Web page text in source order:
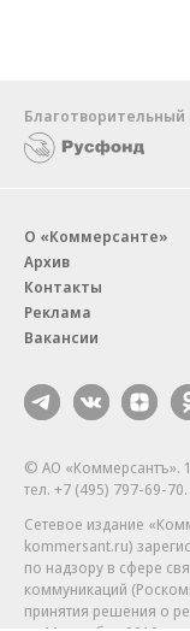
О «Коммерсанте»
Архив
Контакты
Реклама
Вакансии
© АО «Коммерсантъ».
тел. +7 (495) 797-69-70.
Сетевое издание
kommersant.ru)
по надзору в сфере
коммуникаций
принятия решения о